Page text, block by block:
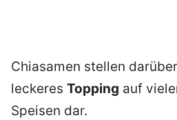
Chiasamen stellen
leckeres Topping auf
Speisen dar.